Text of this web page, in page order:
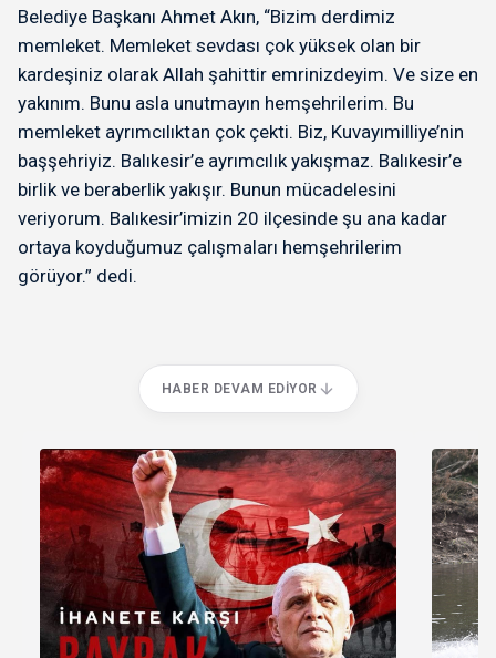
Belediye Başkanı Ahmet Akın, “Bizim derdimiz
memleket. Memleket sevdası çok yüksek olan bir
kardeşiniz olarak Allah şahittir emrinizdeyim. Ve size en
yakınım. Bunu asla unutmayın hemşehrilerim. Bu
memleket ayrımcılıktan çok çekti. Biz, Kuvayımilliye’nin
başşehriyiz. Balıkesir’e ayrımcılık yakışmaz. Balıkesir’e
birlik ve beraberlik yakışır. Bunun mücadelesini
veriyorum. Balıkesir’imizin 20 ilçesinde şu ana kadar
ortaya koyduğumuz çalışmaları hemşehrilerim
görüyor.” dedi.
HABER DEVAM EDIYOR